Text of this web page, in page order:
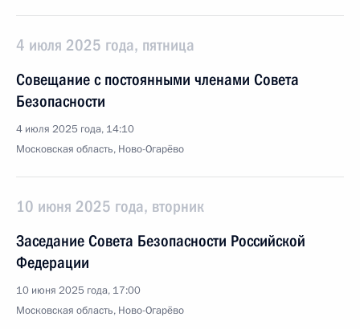
4 июля 2025 года, пятница
Совещание с постоянными членами Совета
Безопасности
4 июля 2025 года, 14:10
Московская область, Ново-Огарёво
10 июня 2025 года, вторник
Заседание Совета Безопасности Российской
Федерации
10 июня 2025 года, 17:00
Московская область, Ново-Огарёво